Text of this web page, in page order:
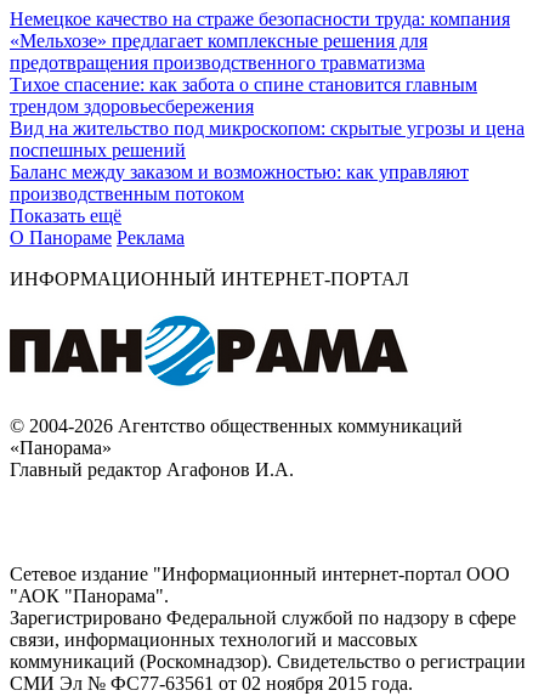
Немецкое качество на страже безопасности труда: компания
«Мельхозе» предлагает комплексные решения для
предотвращения производственного травматизма
Тихое спасение: как забота о спине становится главным
трендом здоровьесбережения
Вид на жительство под микроскопом: скрытые угрозы и цена
поспешных решений
Баланс между заказом и возможностью: как управляют
производственным потоком
Показать ещё
О Панораме Реклама
ИНФОРМАЦИОННЫЙ ИНТЕРНЕТ-ПОРТАЛ
© 2004-2026 Агентство общественных коммуникаций
«Панорама»
Главный редактор Агафонов И.А.
Сетевое издание "Информационный интернет-портал ООО
"АОК "Панорама".
Зарегистрировано Федеральной службой по надзору в сфере
связи, информационных технологий и массовых
коммуникаций (Роскомнадзор). Cвидетельство о регистрации
СМИ Эл № ФС77-63561 от 02 ноября 2015 года.